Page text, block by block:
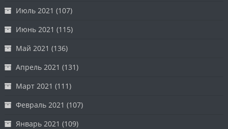
Июль 2021 (107)
Июнь 2021 (115)
Май 2021 (136)
Апрель 2021 (131)
Март 2021 (111)
Февраль 2021 (107)
Январь 2021 (109)